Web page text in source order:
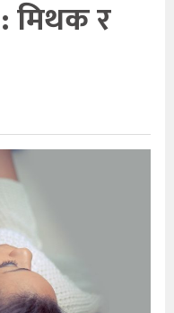
मिथक र